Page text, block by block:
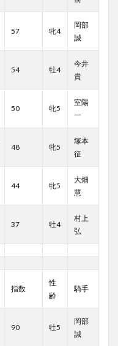
57 牝4
岡部
誠
54 牡4
今井
貴
50 牝5
室陽
一
48 牝5
塚本
征
44 牝5
大畑
慧
37 牡4
村上
弘
指数
性
齢
騎手
90 牡5
岡部
誠